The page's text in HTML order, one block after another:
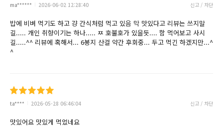
ma****** 2026-06-02 12:28:40 신고 / 차단
밥에 비벼 먹기도 하고 걍 간식처럼 먹고 있음 막 맛있다고 리뷰는 쓰지말
길..... 개인 취향이기는 하나..... ㅉ 호불호가 있을듯.... 함 먹어보고 사시
길.....^^ 리뷰에 혹해서... 6봉지 산걸 약간 후회중... 두고 먹긴 하겠지만...^
^
ta**** 2026-05-28 06:46:04 신고 / 차단
맛있어요 맛있게 먹었네요